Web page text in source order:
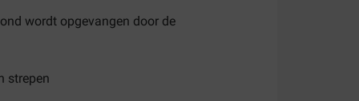
wordt opgevangen door de
strepen